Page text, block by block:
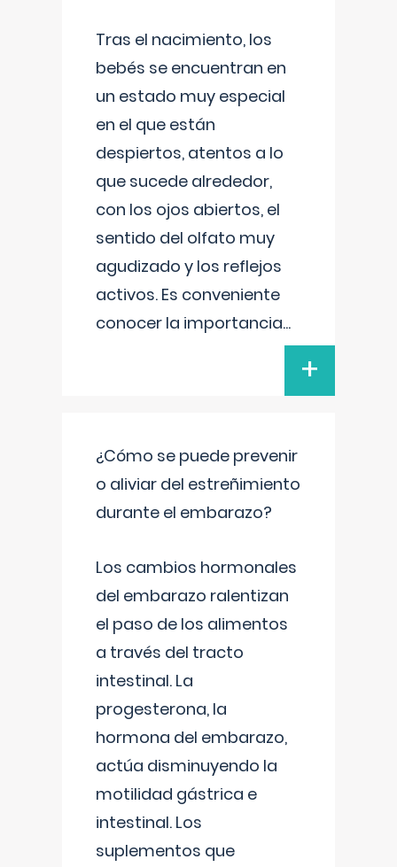
Tras el nacimiento, los
bebés se encuentran en
un estado muy especial
en el que están
despiertos, atentos a lo
que sucede alrededor,
con los ojos abiertos, el
sentido del olfato muy
agudizado y los reflejos
activos. Es conveniente
conocer la importancia...
+
¿Cómo se puede prevenir
o aliviar del estreñimiento
durante el embarazo?
Los cambios hormonales
del embarazo ralentizan
el paso de los alimentos
a través del tracto
intestinal. La
progesterona, la
hormona del embarazo,
actúa disminuyendo la
motilidad gástrica e
intestinal. Los
suplementos que